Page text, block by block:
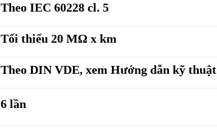
Theo IEC 60228 cl. 5
Tối thiểu 20 MΩ x km
Theo DIN VDE, xem Hướng dẫn kỹ thuật
6 lần